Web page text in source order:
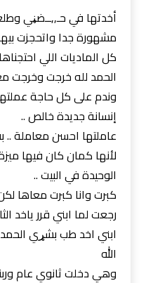
أخدتها في حـ,,ــضڼي
كل الماديات اللي
الحمد لله خرجت وخرجت
وندم على كل حاجة
إنسانة جديدة خالص ..
عاملتها احسن معاملة ..
لأنها كمان كان فيها
الوحيدة في البيت ..
كبرت وانا كبرت معاها
رجعت لما ابني قرر ياخد
ابني اخد طب بشړي
الله
وهي دخلت ثانوي عام